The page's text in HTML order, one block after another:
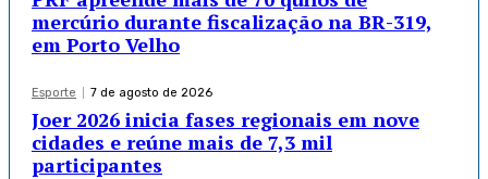
mercúrio durante fiscalização na BR-319,
em Porto Velho
Esporte 7 de agosto de 2026
Joer 2026 inicia fases regionais em nove
cidades e reúne mais de 7,3 mil
participantes